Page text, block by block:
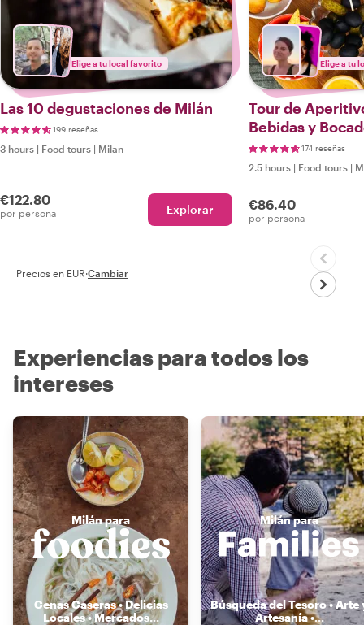
Elige a tu local favorito
Las 10 degustaciones de Milán
199 reseñas
3 hours | Food tours | Milan
€122.80
por persona Explorar
Elige a tu
Tour de
Bebidas y
Local
174 reseñas
2.5 hours | Food tours |
€86.40
por persona
Precios en EUR·Cambiar
Experiencias para todos los
intereses
Milán para
Cenas Caseras • Delicias
Locales • Mercados...
Milán para
Búsqueda del Tesoro • Arte
Artesanía •...